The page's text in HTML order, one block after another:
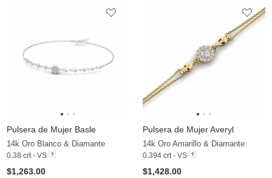
Pulsera de Mujer Basle
14k Oro Blanco & Diamante
0.38 crt - VS
$1,263.00
Pulsera de Mujer Averyl
14k Oro Amarillo & Diamante
0.394 crt - VS
$1,428.00